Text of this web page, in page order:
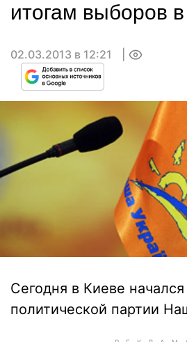
итогам выборов
02.03.2013 в 12:21
Сегодня в Киеве начался
политической партии